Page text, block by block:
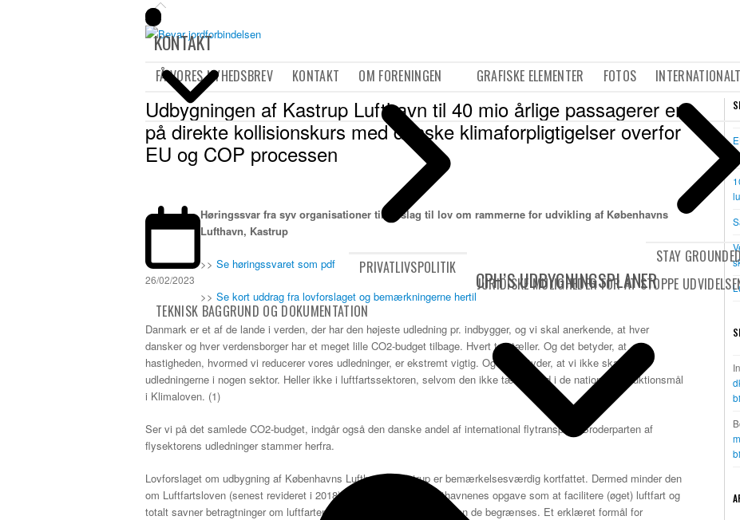
KONTAKT
FÅ VORES NYHEDSBREV KONTAKT OM FORENINGEN
PRIVATLIVSPOLITIK
GRAFISKE ELEMENTER FOTOS INTERNATIONALT
STAY
CPH’S UDBYGNINGSPLANER
JURIDISKE MULIGHEDER FOR AT STOPPE
TEKNISK BAGGRUND OG DOKUMENTATION
Udbygningen af Kastrup Lufthavn til 40 mio årlige passagerer er
på direkte kollisionskurs med danske klimaforpligtigelser overfor
EU og COP processen
26/02/2023
Høringssvar fra syv organisationer til forslag til lov om rammerne for udvikling af Københavns
Lufthavn, Kastrup
>>Se høringssvaret som pdf
>>Se kort uddrag fra lovforslaget og bemærkningerne hertil
Danmark er et af de lande i verden, der har den højeste udledning pr. indbygger, og vi skal anerkende, at hver
dansker og hver verdensborger har et meget lille CO2-budget tilbage. Hvert ton tæller. Og det betyder, at
hastigheden, hvormed vi reducerer vores udledninger, er ekstremt vigtig. Og det betyder, at vi ikke skal øge
udledningerne i nogen sektor. Heller ikke i luftfartssektoren, selvom den ikke tæller med i de nationale reduktionsmål
i Klimaloven. (1)
Ser vi på det samlede CO2-budget, indgår også den danske andel af international flytransport. Broderparten af
flysektorens udledninger stammer herfra.
Lovforslaget om udbygning af Københavns Lufthavn i Kastrup er bemærkelsesværdig kortfattet. Dermed minder den
om Luftfartsloven (senest revideret i 2018), som alene ser på lufthavnenes opgave som at facilitere (øget) luftfart og
totalt savner betragtninger om luftfartens klimaeffekter (2), og hvordan de begrænses. Et erklæret formål for